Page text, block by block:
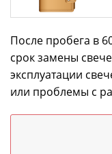
После пробега в
срок замены
эксплуатации
или проблемы с